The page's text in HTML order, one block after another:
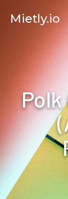
Mietly.io
Polk